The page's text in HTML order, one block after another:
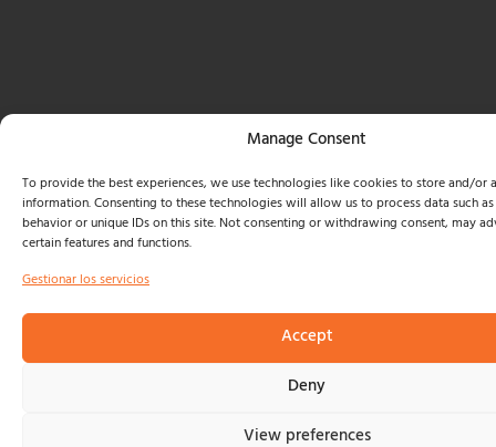
Manage Consent
To provide the best experiences, we use technologies like cookies to store and/or
information. Consenting to these technologies will allow us to process data such
behavior or unique IDs on this site. Not consenting or withdrawing consent, may
certain features and functions.
Gestionar los servicios
Accept
Deny
View preferences